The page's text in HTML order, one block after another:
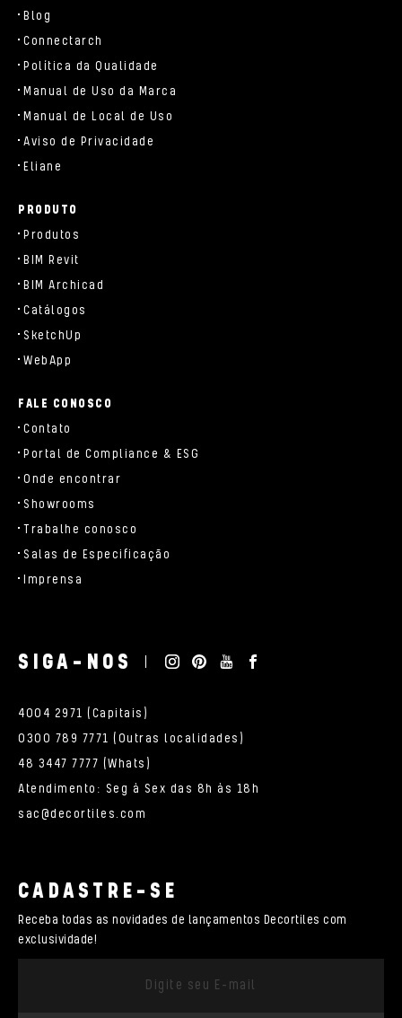
Blog
Connectarch
Política da Qualidade
Manual de Uso da Marca
Manual de Local de Uso
Aviso de Privacidade
Eliane
PRODUTO
Produtos
BIM Revit
BIM Archicad
Catálogos
SketchUp
WebApp
FALE CONOSCO
Contato
Portal de Compliance & ESG
Onde encontrar
Showrooms
Trabalhe conosco
Salas de Especificação
Imprensa
SIGA-NOS
4004 2971 (Capitais)
0300 789 7771 (Outras localidades)
48 3447 7777 (Whats)
Atendimento: Seg à Sex das 8h às 18h
sac@decortiles.com
CADASTRE-SE
Receba todas as novidades de lançamentos Decortiles com
exclusividade!